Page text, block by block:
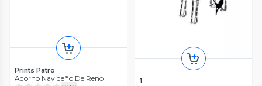
Prints Patro
Adorno Navideño De Reno
1